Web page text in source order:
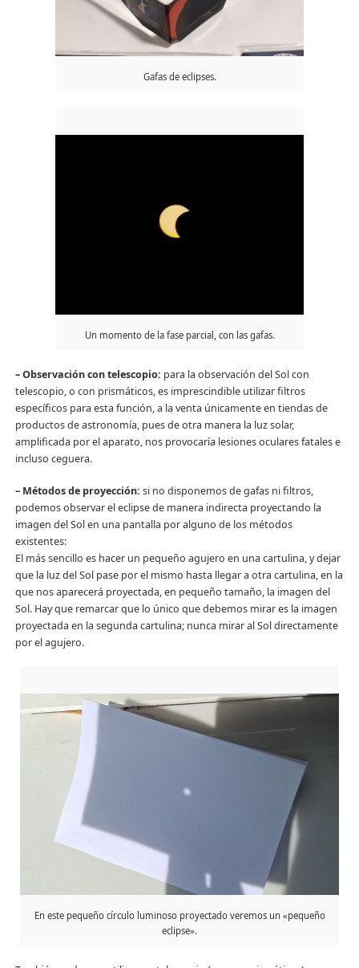
Gafas de eclipses.
Un momento de la fase parcial, con las gafas.
– Observación con telescopio: para la observación del Sol con
telescopio, o con prismáticos, es imprescindible utilizar filtros
específicos para esta función, a la venta únicamente en tiendas de
productos de astronomía, pues de otra manera la luz solar,
amplificada por el aparato, nos provocaría lesiones oculares fatales e
incluso ceguera.
– Métodos de proyección: si no disponemos de gafas ni filtros,
podemos observar el eclipse de manera indirecta proyectando la
imagen del Sol en una pantalla por alguno de los métodos
existentes:
El más sencillo es hacer un pequeño agujero en una cartulina, y dejar
que la luz del Sol pase por el mismo hasta llegar a otra cartulina, en la
que nos aparecerá proyectada, en pequeño tamaño, la imagen del
Sol. Hay que remarcar que lo único que debemos mirar es la imagen
proyectada en la segunda cartulina; nunca mirar al Sol directamente
por el agujero.
En este pequeño círculo luminoso proyectado veremos un «pequeño
eclipse».